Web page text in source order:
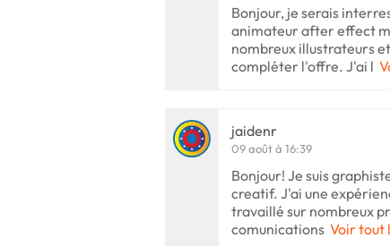
Bonjour, je serais
animateur after effect
nombreux illustrateurs
compléter l'offre. J'ai l
jaidenr
09 août à 16:39
Bonjour! Je suis
creatif. J'ai une
travaillé sur nombreux
comunications Voir tout